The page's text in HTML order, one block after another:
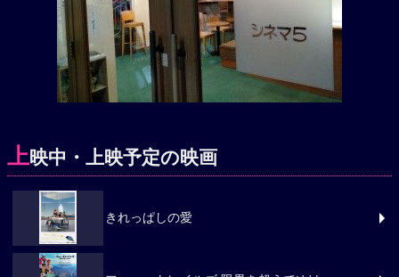
上映中・上映予定の映画
きれっぱしの愛